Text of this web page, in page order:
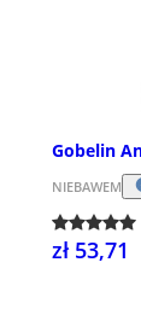
Gobelin
NIEBAWEM
zł 53,71